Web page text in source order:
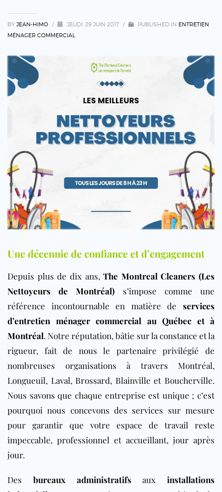
BY JEAN-HIMO / JEUDI, 29 JUIN 2017 / PUBLISHED IN ENTRETIEN
MÉNAGER COMMERCIAL
Une décennie de confiance et d’engagement
Depuis plus de dix ans,The Montreal Cleaners (Les
Nettoyeurs de Montréal) s’impose comme une
référence incontournable en matière de services
d’entretien ménager commercial au Québec et à
Montréal. Notre réputation, bâtie sur la constance et la
rigueur, fait de nous le partenaire privilégié de
nombreuses organisations à travers Montréal,
Longueuil, Laval, Brossard, Blainville et Boucherville.
Nous savons que chaque entreprise est unique ; c’est
pourquoi nous concevons des services sur mesure
pour garantir que votre espace de travail reste
impeccable, professionnel et accueillant, jour après
jour.
Des bureaux administratifsaux installations